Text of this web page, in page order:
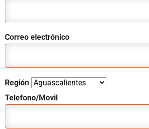
Correo electrónico
Región
Telefono/Movil